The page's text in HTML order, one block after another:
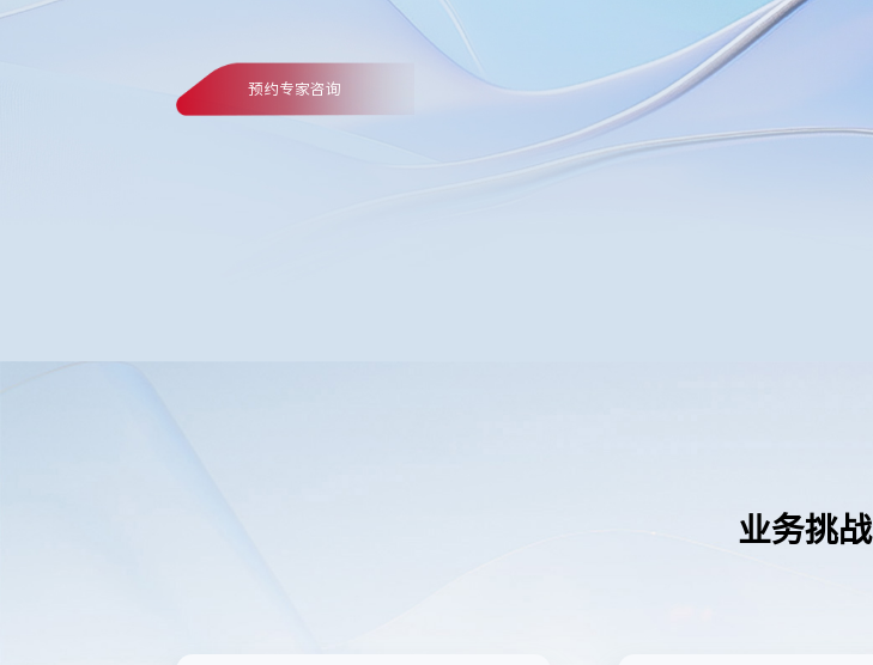
预约专家咨询
业务挑战